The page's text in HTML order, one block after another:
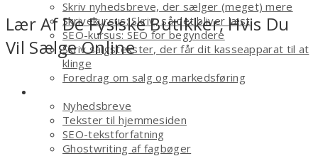
Skriv nyhedsbreve, der sælger (meget) mere
Skrivekursus: Skriv, så det bliver læst
SEO-kursus: SEO for begyndere
Skriv salgstekster, der får dit kasseapparat til at
klinge
Foredrag om salg og markedsføring
Nyhedsbreve
Tekster til hjemmesiden
SEO-tekstforfatning
Ghostwriting af fagbøger
Lær Af De Fysiske Butikker, Hvis Du
Vil Sælge Online